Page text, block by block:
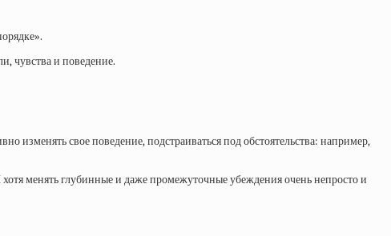
чувства и поведение.
изменять свое поведение, подстраиваться под обстоятельства: например,
менять глубинные и даже промежуточные убеждения очень непросто и